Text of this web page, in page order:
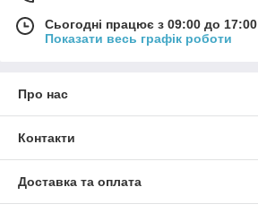
Сьогодні працює з 09:00 до 17:00
Показати весь графік роботи
Про нас
Контакти
Доставка та оплата